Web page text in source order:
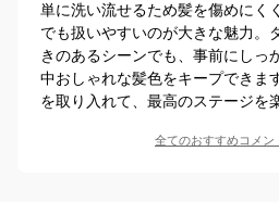
単に洗い流せるため髪を傷めにく
でも扱いやすいのが大きな魅力。
きのあるシーンでも、事前にしっ
中おしゃれな髪色をキープできま
を取り入れて、最高のステージを
全てのおすすめコメン